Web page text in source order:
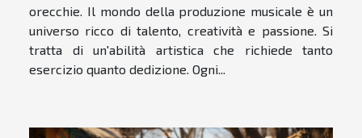
orecchie. Il mondo della produzione musicale è un
universo ricco di talento, creatività e passione. Si
tratta di un'abilità artistica che richiede tanto
esercizio quanto dedizione. Ogni...